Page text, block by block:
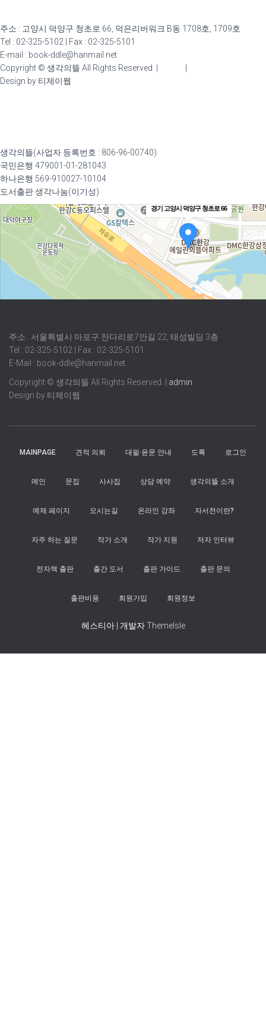
주소 : 고양시 덕양구 청초로 66, 덕은리버워크 B동 1708호, 1709호
Tel : 02-325-5102 | Fax : 02-325-5101
E-mail : book-ddle@hanmail.net
Copyright © 생각의뜰 All Rights Reserved. |
Design by 티제이웹
생각의뜰(사업자 등록번호 : 806-96-00740)
국민은행 479001-01-281043
하나은행 569-910027-10104
도서출판 생각나눔(이기성)
경기 고양시 덕양구 청초로 66
주소 : 서울특별시 마포구 잔다리로7안길 22, 태성빌딩 3층
Tel : 02-325-5102 | Fax : 02-325-5101
E-Mail : book-ddle@hanmail.net
Copyright © 생각의뜰 All Rights Reserved. | admin
Design by 티제이웹
MAINPAGE 견적 의뢰 대필·윤문 안내 도록 로그인
메인 문집 사사집 상담 예약 생각의뜰 소개
예제 페이지 오시는길 온라인 강좌 자서전이란?
자주 하는 질문 작가 소개 작가 지원 저자 인터뷰
전자책 출판 출간 도서 출판 가이드 출판 문의
출판비용 회원가입 회원정보
헤스티아 | 개발자ThemeIsle